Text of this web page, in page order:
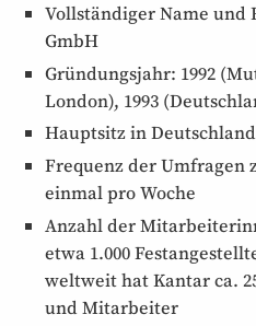
Vollständiger Name und
GmbH
Gründungsjahr: 1992
London), 1993
Hauptsitz in
Frequenz der Umfragen
einmal pro Woche
Anzahl der
etwa 1.000
weltweit hat Kantar ca.
und Mitarbeiter